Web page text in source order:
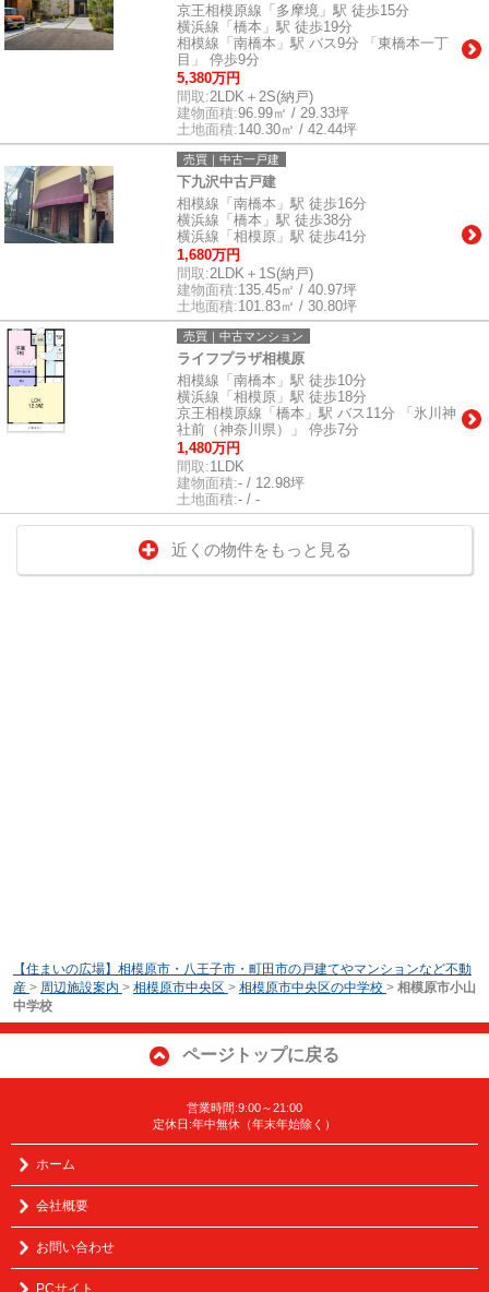
京王相模原線「多摩境」駅 徒歩15分
横浜線「橋本」駅 徒歩19分
相模線「南橋本」駅 バス9分 「東橋本一丁
目」 停歩9分
5,380万円
間取:2LDK＋2S(納戸)
建物面積:96.99㎡ / 29.33坪
土地面積:140.30㎡ / 42.44坪
売買｜中古一戸建
下九沢中古戸建
相模線「南橋本」駅 徒歩16分
横浜線「橋本」駅 徒歩38分
横浜線「相模原」駅 徒歩41分
1,680万円
間取:2LDK＋1S(納戸)
建物面積:135.45㎡ / 40.97坪
土地面積:101.83㎡ / 30.80坪
売買｜中古マンション
ライフプラザ相模原
相模線「南橋本」駅 徒歩10分
横浜線「相模原」駅 徒歩18分
京王相模原線「橋本」駅 バス11分 「氷川神
社前（神奈川県）」 停歩7分
1,480万円
間取:1LDK
建物面積:- / 12.98坪
土地面積:- / -
近くの物件をもっと見る
【住まいの広場】相模原市・八王子市・町田市の戸建てやマンションなど不動
産 > 周辺施設案内 > 相模原市中央区 > 相模原市中央区の中学校 > 相模原市小山
中学校
ページトップに戻る
営業時間:9:00～21:00
定休日:年中無休（年末年始除く）
ホーム
会社概要
お問い合わせ
PCサイト